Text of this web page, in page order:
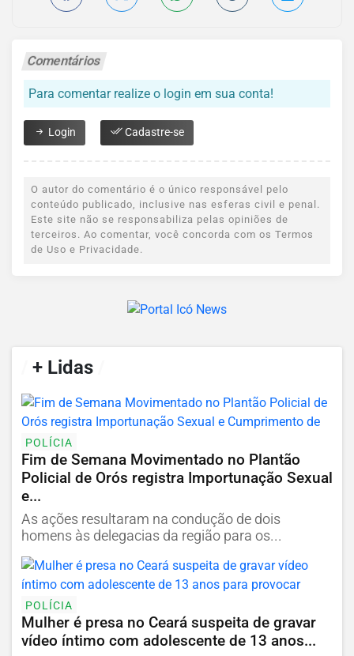
Comentários
Para comentar realize o login em sua conta!
Login Cadastre-se
O autor do comentário é o único responsável pelo
conteúdo publicado, inclusive nas esferas civil e penal.
Este site não se responsabiliza pelas opiniões de
terceiros. Ao comentar, você concorda com os Termos
de Uso e Privacidade.
+ Lidas
POLÍCIA
Fim de Semana Movimentado no Plantão
Policial de Orós registra Importunação Sexual
e...
As ações resultaram na condução de dois
homens às delegacias da região para os...
POLÍCIA
Mulher é presa no Ceará suspeita de gravar
vídeo íntimo com adolescente de 13 anos...